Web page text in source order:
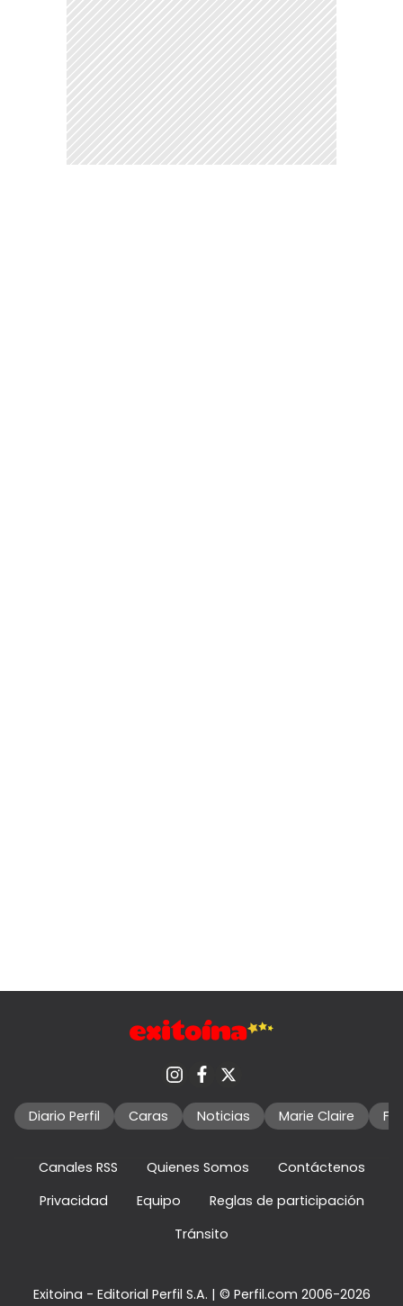
Diario Perfil Caras Noticias Marie Claire
Canales RSS Quienes Somos
Contáctenos
Privacidad
Equipo
Reglas de participación
Tránsito
Exitoina - Editorial Perfil S.A. | © Perfil.com 2006-2026